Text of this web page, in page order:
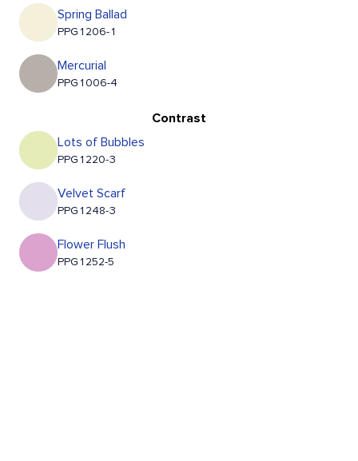
Spring Ballad
PPG1206-1
Mercurial
PPG1006-4
Contrast
Lots of Bubbles
PPG1220-3
Velvet Scarf
PPG1248-3
Flower Flush
PPG1252-5